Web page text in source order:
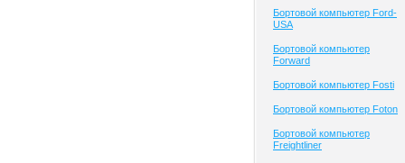
Бортовой компьютер Ford-
USA
Бортовой компьютер
Forward
Бортовой компьютер Fosti
Бортовой компьютер Foton
Бортовой компьютер
Freightliner